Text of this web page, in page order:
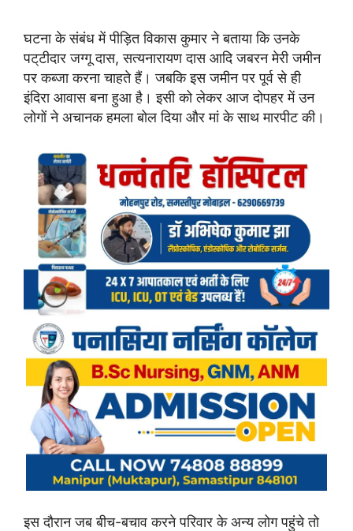
घटना के संबंध में पीड़ित विकास कुमार ने बताया कि उनके
पट्‌टीदार जग्गू दास, सत्यनारायण दास आदि जबरन मेरी जमीन
पर कब्जा करना चाहते हैं। जबकि इस जमीन पर पूर्व से ही
इंदिरा आवास बना हुआ है। इसी को लेकर आज दोपहर में उन
लोगों ने अचानक हमला बोल दिया और मां के साथ मारपीट की।
इस दौरान जब बीच-बचाव करने परिवार के अन्य लोग पहुंचे तो